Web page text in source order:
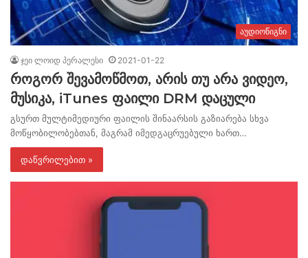
აუდიოწიგნი
ჯეი ლოიდ პერალესი 2021-01-22
როგორ შევამოწმოთ, არის თუ არა ვიდეო,
მუსიკა, iTunes ფაილი DRM დაცული
გსურთ მულტიმედიური ფაილის შინაარსის გაზიარება სხვა
მოწყობილობებთან, მაგრამ იმედგაცრუებული ხართ…
დაწვრილებით »